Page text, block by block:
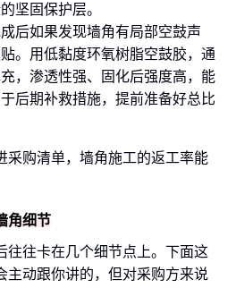
坚固保护层。
后如果发现墙角有局部空鼓声
。用低黏度环氧树脂空鼓胶，通
，渗透性强、固化后强度高，能
后期补救措施，提前准备好总比
采购清单，墙角施工的返工率能
角细节
往往卡在几个细节点上。下面这
主动跟你讲的，但对采购方来说